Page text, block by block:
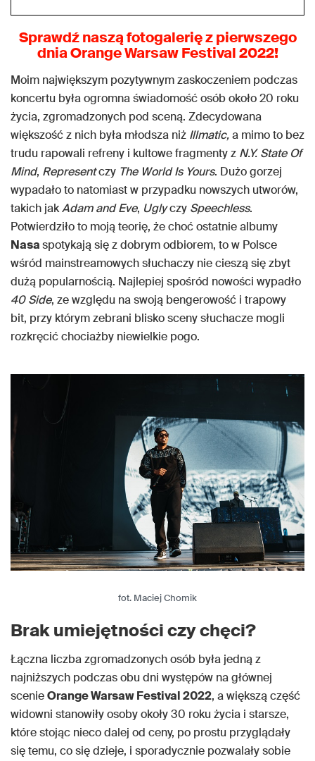
Sprawdź naszą fotogalerię z pierwszego
dnia Orange Warsaw Festival 2022!
Moim największym pozytywnym zaskoczeniem podczas
koncertu była ogromna świadomość osób około 20 roku
życia, zgromadzonych pod sceną. Zdecydowana
większość z nich była młodsza niż Illmatic,a mimo to bez
trudu rapowali refreny i kultowe fragmenty z N.Y. State Of
Mind, Representczy The World Is Yours. Dużo gorzej
wypadało to natomiast w przypadku nowszych utworów,
takich jakAdam and Eve, Uglyczy Speechless.
Potwierdziło to moją teorię, że choć ostatnie albumy
Nasaspotykają się z dobrym odbiorem, to w Polsce
wśród mainstreamowych słuchaczy nie cieszą się zbyt
dużą popularnością. Najlepiej spośród nowości wypadło
40 Side, ze względu na swoją bengerowość i trapowy
bit, przy którym zebrani blisko sceny słuchacze mogli
rozkręcić chociażby niewielkie pogo.
fot. Maciej Chomik
Brak umiejętności czy chęci?
Łączna liczba zgromadzonych osób była jedną z
najniższych podczas obu dni występów na głównej
scenieOrange Warsaw Festival 2022, a większą część
widowni stanowiły osoby okoły 30 roku życia i starsze,
które stojąc nieco dalej od ceny, po prostu przyglądały
się temu, co się dzieje, i sporadycznie pozwalały sobie